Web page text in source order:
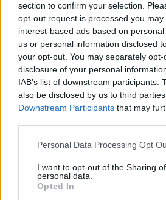
section to confirm your selection.
opt-out request is processed you may
interest-based ads based on
us or personal information disclosed
your opt-out. You may separately
disclosure of your personal
IAB’s list of downstream participants.
also be disclosed by us to third
Downstream Participants that may
Please note that this website/app
not limited to your visit or usage
grant or deny consent to Google and
use your data for below specified
Personal Data Processing Opt
I want to opt-out of the Sharing
personal data.
Opted In
«Όταν κάποιος μας πληγώνει, πρέπει να
όπου οι άνεμοι της συγνώμης μπορούν
Αλλά όταν κάποιος κάνει κάτι καλό για
χαράζουμε στην πέτρα, όπου κανένας
σβήσει».
ΠΙΣΩ ΣΕ Πεντάλεπτα Αρχηγού
Σχετικά προϊόντα
Ubuntu
Πεντάλεπτα Αρχηγού
Βαθμολογήθηκε με